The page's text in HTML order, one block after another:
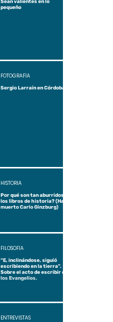
Sean valientes en lo
pequeño
Sergio Larraín en Córdoba
FOTOGRAFÍA
Por qué son tan aburridos
los libros de historia? (Ha
muerto Carlo Ginzburg)
HISTORIA
“E, inclinándose, siguió
escribiendo en la tierra”.
Sobre el acto de escribir en
los Evangelios.
FILOSOFÍA
ENTREVISTAS